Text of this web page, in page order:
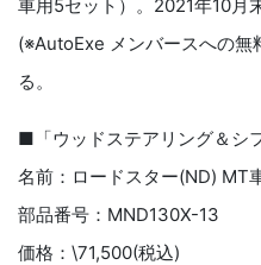
車用5セット）。2021年10月
(※AutoExe メンバースへの無
る。
■「ウッドステアリング＆シ
名前：ロードスター(ND) MT
部品番号：MND130X-13
価格：\71,500(税込)